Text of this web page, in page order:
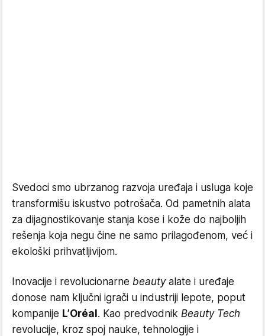
Svedoci smo ubrzanog razvoja uređaja i usluga koje
transformišu iskustvo potrošača. Od pametnih alata
za dijagnostikovanje stanja kose i kože do najboljih
rešenja koja negu čine ne samo prilagođenom, već i
ekološki prihvatljivijom.
Inovacije i revolucionarne beautyalate i uređaje
donose nam ključni igrači u industriji lepote, poput
kompanije L’Oréal. Kao predvodnik Beauty Tech
revolucije, kroz spoj nauke, tehnologije i